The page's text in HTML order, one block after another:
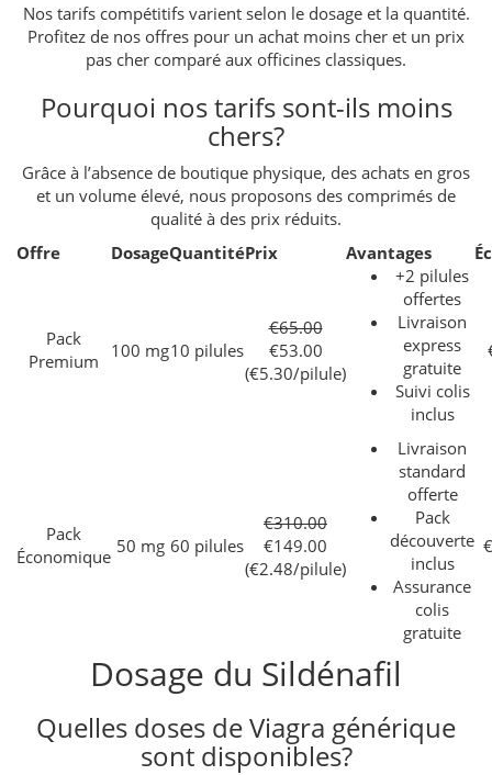
Nos tarifs compétitifs varient selon le dosage et la quantité.
Profitez de nos offres pour un achat moins cher et un prix
pas cher comparé aux officines classiques.
Pourquoi nos tarifs sont-ils moins
chers?
Grâce à l’absence de boutique physique, des achats en gros
et un volume élevé, nous proposons des comprimés de
qualité à des prix réduits.
Offre
DosageQuantitéPrix Avantages
Pack
Premium
100 mg10 pilules
€65.00
€53.00
(€5.30/pilule)
+2 pilules
offertes
Livraison
express
gratuite
Suivi colis
inclus
Pack
Économique 50 mg 60 pilules
€310.00
€149.00
(€2.48/pilule)
Livraison
standard
offerte
Pack
découverte
inclus
Assurance
colis
gratuite
Dosage du Sildénafil
Quelles doses de Viagra générique
sont disponibles?